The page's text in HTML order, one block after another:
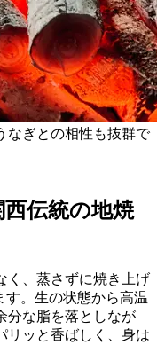
なぎとの相性も抜群で
伝統の地焼
く、蒸さずに焼き上げ
。生の状態から高温
分な脂を落としなが
リッと香ばしく、身は